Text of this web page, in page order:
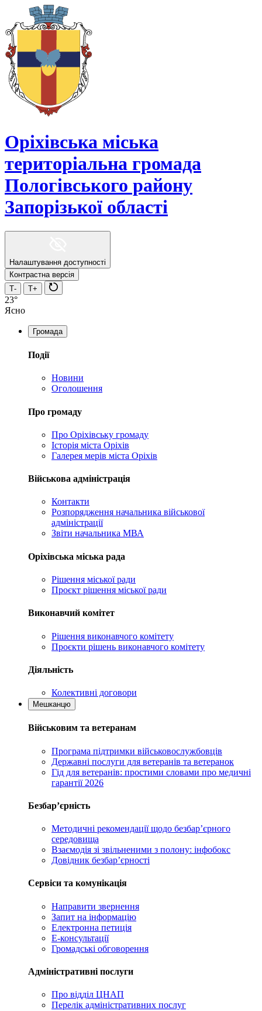
Оріхівська міська
територіальна громада
Пологівського району
Запорізької області
Налаштування доступності
Контрастна версія
Т-
Т+
23°
Ясно
Громада
Події
Новини
Оголошення
Про громаду
Про Оріхівську громаду
Історія міста Оріхів
Галерея мерів міста Оріхів
Військова адміністрація
Контакти
Розпорядження начальника військової
адміністрації
Звіти начальника МВА
Оріхівська міська рада
Рішення міської ради
Проєкт рішення міської ради
Виконавчий комітет
Рішення виконавчого комітету
Проєкти рішень виконавчого комітету
Діяльність
Колективні договори
Мешканцю
Військовим та ветеранам
Програма підтримки військовослужбовців
Державні послуги для ветеранів та ветеранок
Гід для ветеранів: простими словами про медичні
гарантії 2026
Безбар’єрність
Методичні рекомендації щодо безбар’єрного
середовища
Взаємодія зі звільненими з полону: інфобокс
Довідник безбар’єрності
Сервіси та комунікація
Направити звернення
Запит на інформацію
Електронна петиція
Е-консультації
Громадські обговорення
Адміністративні послуги
Про відділ ЦНАП
Перелік адміністративних послуг